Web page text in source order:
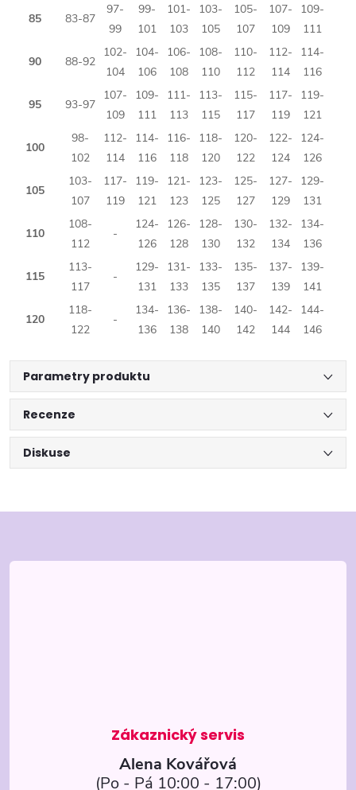
85 83-87
97-
99
99-
101
101-
103
103-
105
105-
107
107-
109
109-
111
90 88-92
102-
104
104-
106
106-
108
108-
110
110-
112
112-
114
114-
116
95 93-97
107-
109
109-
111
111-
113
113-
115
115-
117
117-
119
119-
121
100
98-
102
112-
114
114-
116
116-
118
118-
120
120-
122
122-
124
124-
126
105
103-
107
117-
119
119-
121
121-
123
123-
125
125-
127
127-
129
129-
131
110
108-
112
-
124-
126
126-
128
128-
130
130-
132
132-
134
134-
136
115
113-
117
-
129-
131
131-
133
133-
135
135-
137
137-
139
139-
141
120
118-
122
-
134-
136
136-
138
138-
140
140-
142
142-
144
144-
146
Parametry produktu
Recenze
Diskuse
á
Alena Kovářová